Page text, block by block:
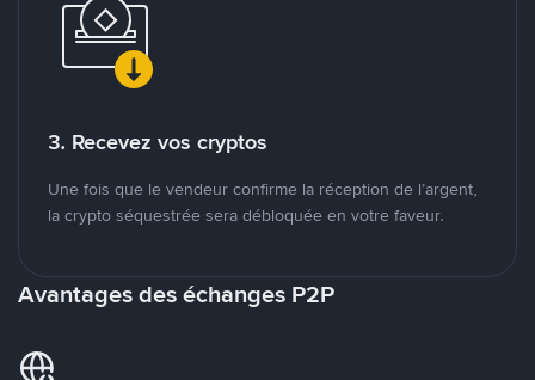
3. Recevez vos cryptos
Une fois que le vendeur confirme la réception de l’argent,
la crypto séquestrée sera débloquée en votre faveur.
Avantages des échanges P2P